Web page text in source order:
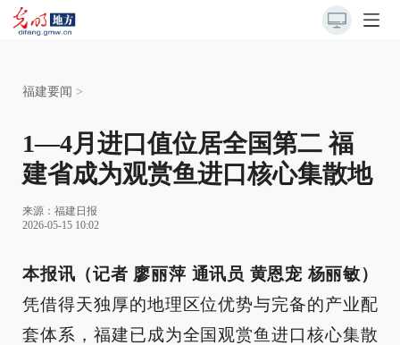
福建要闻 >
1—4月进口值位居全国第二 福
建省成为观赏鱼进口核心集散地
来源： 福建日报
2026-05-15 10:02
本报讯（记者 廖丽萍 通讯员 黄恩宠 杨丽敏）
凭借得天独厚的地理区位优势与完备的产业配
套体系，福建已成为全国观赏鱼进口核心集散